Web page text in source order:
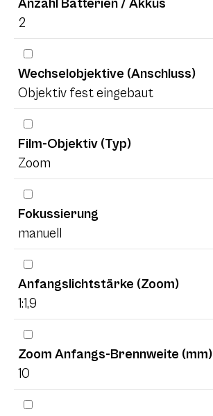
Anzahl Batterien / Akkus
2
Wechselobjektive (Anschluss)
Objektiv fest eingebaut
Film-Objektiv (Typ)
Zoom
Fokussierung
manuell
Anfangslichtstärke (Zoom)
1:1,9
Zoom Anfangs-Brennweite (mm)
10